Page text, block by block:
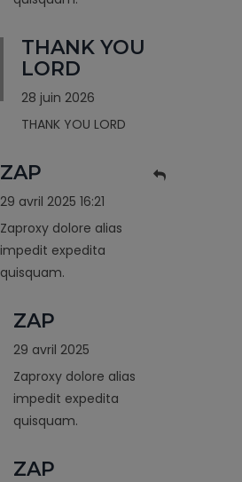
THANK YOU
LORD
28 juin 2026
THANK YOU LORD
ZAP
29 avril 2025 16:21
Zaproxy dolore alias
impedit expedita
quisquam.
ZAP
29 avril 2025
Zaproxy dolore alias
impedit expedita
quisquam.
ZAP